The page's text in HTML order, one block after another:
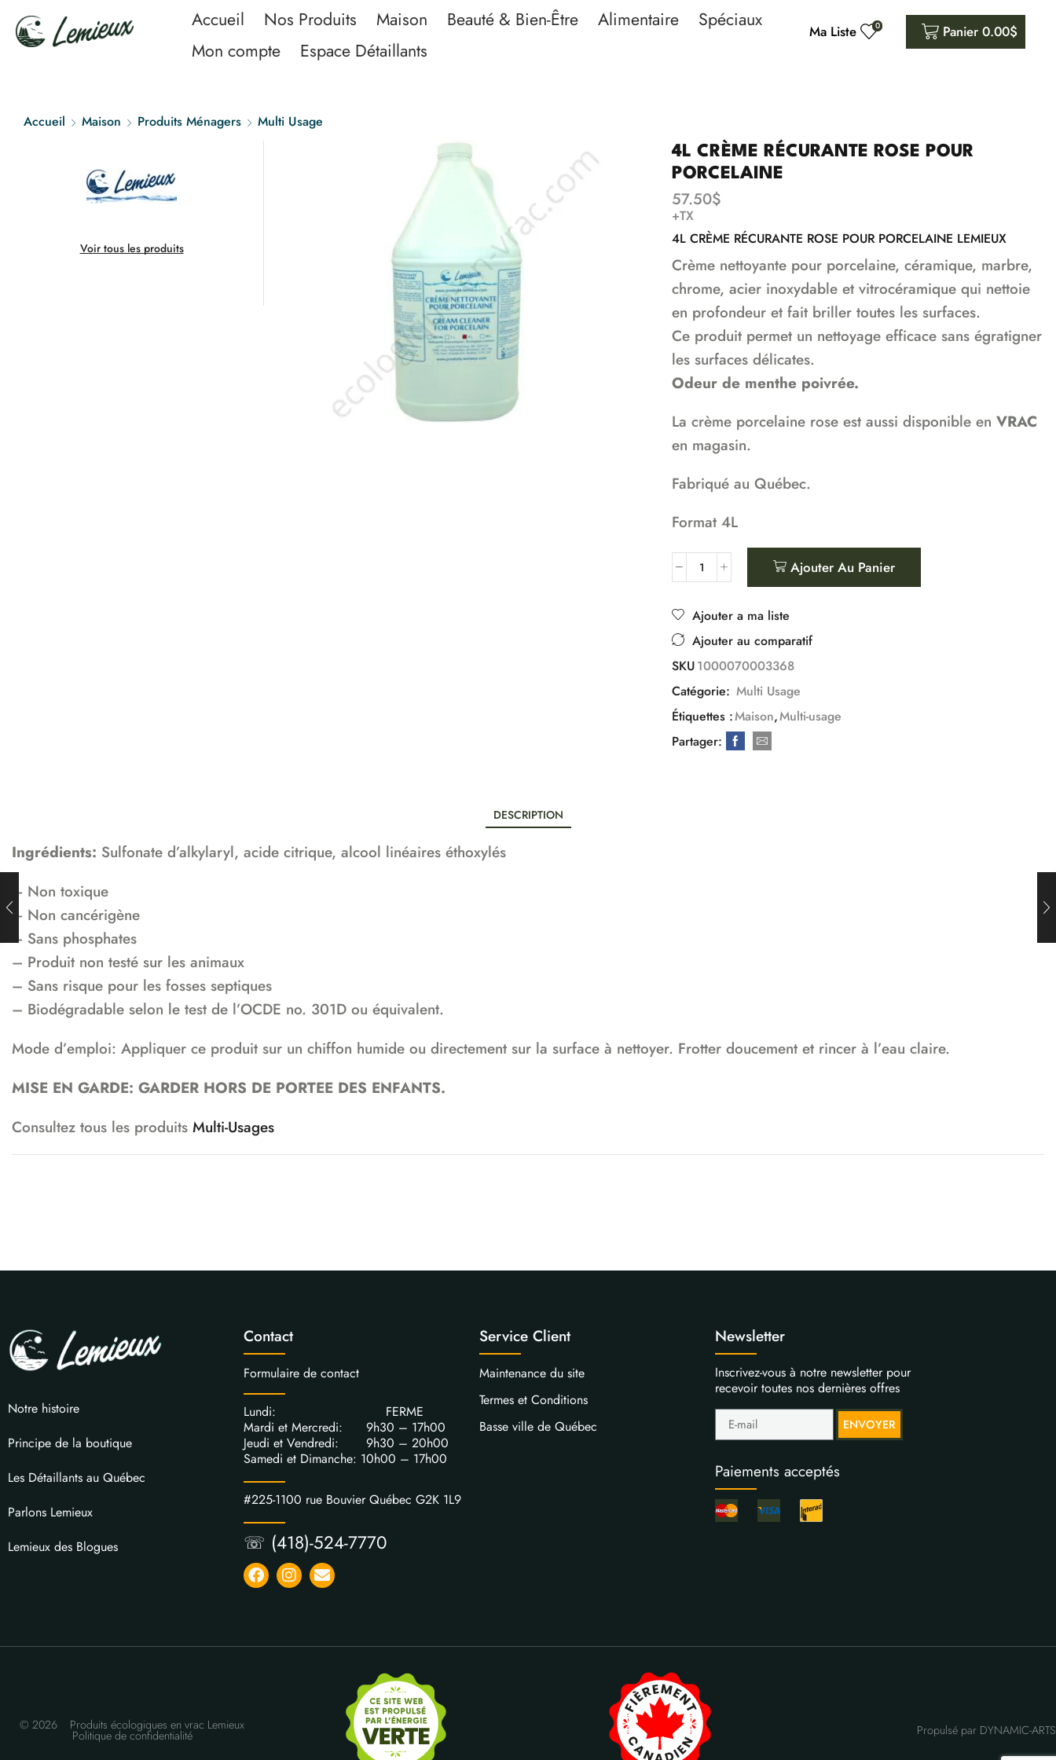
Accueil Nos Produits Maison Beauté & Bien-Être Alimentaire
Spéciaux
Mon compte
Espace Détaillants
Ma Liste 0 Panier 0.00$
Accueil Maison Produits Ménagers Multi Usage
4L CRÈME RÉCURANTE ROSE POUR
PORCELAINE
57.50$
+TX
4L CRÈME RÉCURANTE ROSE POUR PORCELAINE LEMIEUX
Crème nettoyante pour porcelaine, céramique, marbre,
chrome, acier inoxydable et vitrocéramique qui nettoie
en profondeur et fait briller toutes les surfaces.
Ce produit permet un nettoyage efficace sans égratigner
les surfaces délicates.
Odeur de menthe poivrée.
La crème porcelaine rose est aussi disponible en VRAC
en magasin.
Fabriqué au Québec.
Format 4L
Ajouter Au Panier
Ajouter a ma liste
Ajouter au comparatif
SKU1000070003368
Catégorie: Multi Usage
Étiquettes :Maison,Multi-usage
Partager:
Voir tous les produits
DESCRIPTION
Ingrédients: Sulfonate d’alkylaryl, acide citrique, alcool linéaires éthoxylés
– Non toxique
– Non cancérigène
– Sans phosphates
– Produit non testé sur les animaux
– Sans risque pour les fosses septiques
– Biodégradable selon le test de l’OCDE no. 301D ou équivalent.
Mode d’emploi: Appliquer ce produit sur un chiffon humide ou directement sur la surface à nettoyer. Frotter doucement et rincer à l’eau claire.
MISE EN GARDE: GARDER HORS DE PORTEE DES ENFANTS.
Consultez tous les produits Multi-Usages
Notre histoire
Principe de la boutique
Les Détaillants au Québec
Parlons Lemieux
Lemieux des Blogues
Contact
Formulaire de contact
Lundi: FERME
Mardi et Mercredi: 9h30 – 17h00
Jeudi et Vendredi: 9h30 – 20h00
Samedi et Dimanche: 10h00 – 17h00
#225-1100 rue Bouvier Québec G2K 1L9
☏ (418)-524-7770
Service Client
Maintenance du site
Termes et Conditions
Basse ville de Québec
Newsletter
Inscrivez-vous à notre newsletter pour
recevoir toutes nos dernières offres
ENVOYER
Paiements acceptés
© 2026 Produits écologiques en vrac Lemieux
Politique de confidentialité Propulsé par DYNAMIC-ARTS